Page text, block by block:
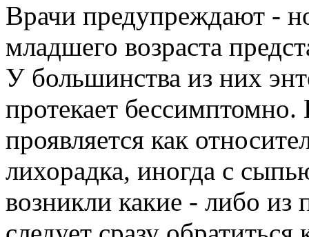
Врачи предупреждают -
младшего возраста
У большинства из них
протекает
проявляется как
лихорадка, иногда с
возникли какие - либо